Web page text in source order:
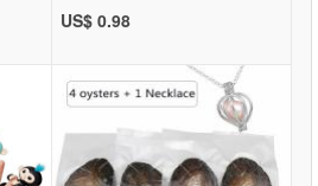
US$ 0.98